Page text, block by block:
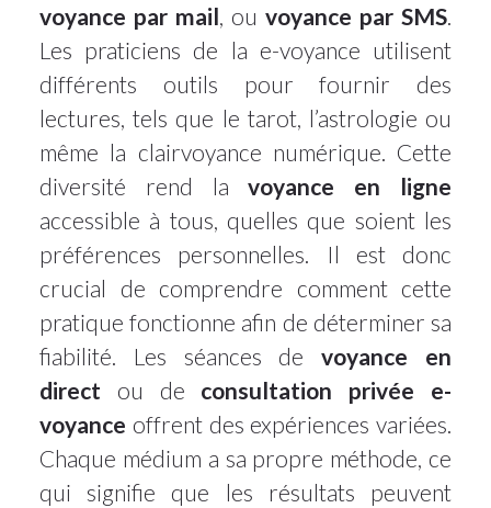
voyance par mail , ou voyance par SMS
Les praticiens de la e-voyance utilisent
différents outils pour fournir des
lectures, tels que le tarot, l’astrologie ou
même la clairvoyance numérique. Cette
diversité rend lavoyance en ligne
accessible à tous, quelles que soient les
préférences personnelles. Il est donc
crucial de comprendre comment cette
pratique fonctionne afin de déterminer sa
fiabilité. Les séances devoyance en
direct ou de consultation privée e-
voyance offrent des expériences variées.
Chaque médium a sa propre méthode, ce
qui signifie que les résultats peuvent